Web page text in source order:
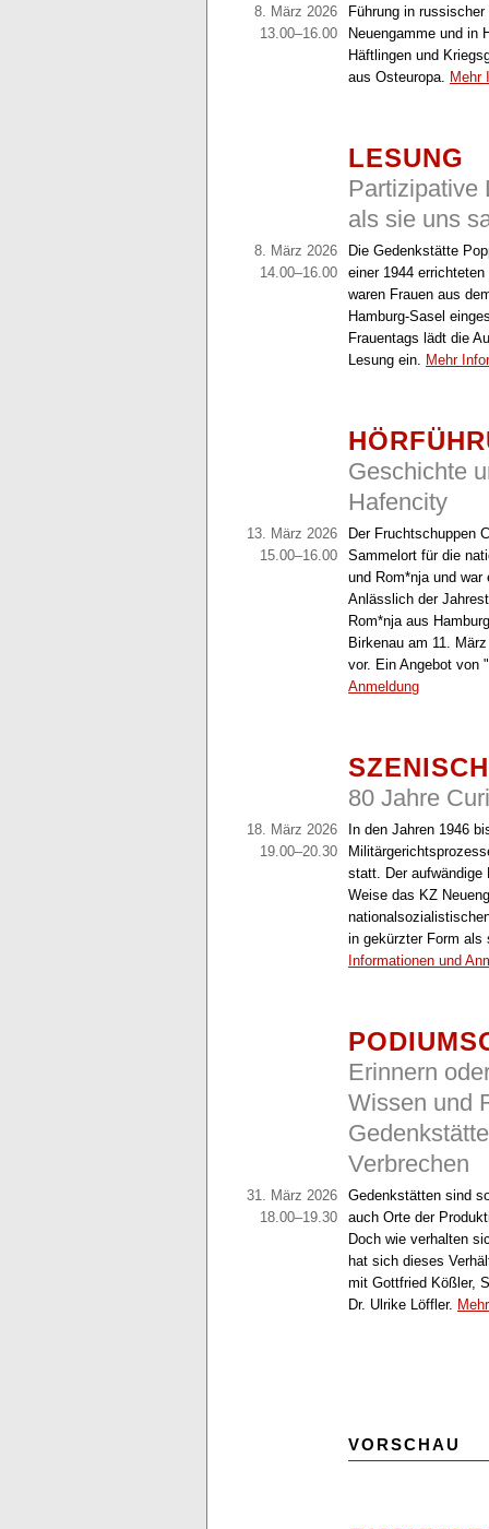
8. März 2026
13.00–16.00
Führung in
Neuengamme und in
Häftlingen und
aus Osteuropa. Mehr
LESUNG
Partizipative
als sie uns
8. März 2026
14.00–16.00
Die Gedenkstätte
einer 1944
waren Frauen aus
Hamburg-Sasel
Frauentags lädt die
Lesung ein. Mehr
Geschichte
Hafencity
13. März 2026
15.00–16.00
Der Fruchtschuppen
Sammelort für die
und Rom*nja und
Anlässlich der
Rom*nja aus
Birkenau am 11.
vor. Ein Angebot von
Anmeldung
80 Jahre
18. März 2026
19.00–20.30
In den Jahren 1946
statt. Der aufwändige
Weise das KZ
in gekürzter Form
Informationen und
Erinnern
Wissen und
Verbrechen
31. März 2026
18.00–19.30
Gedenkstätten sind
auch Orte der
Doch wie verhalten
hat sich dieses
mit Gottfried Kößler,
Dr. Ulrike Löffler.
VORSCHAU